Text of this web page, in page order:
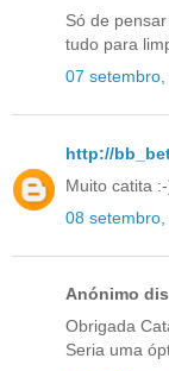
Só de
tudo para
07
http://
Muito catita
08
Anónimo
Obrigada
Seria uma